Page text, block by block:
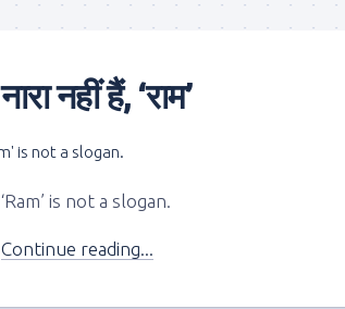
नारा नहीं हैं, ‘राम’
‘Ram’ is not a slogan.
Continue reading...